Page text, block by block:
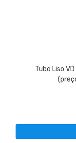
Tubo Liso